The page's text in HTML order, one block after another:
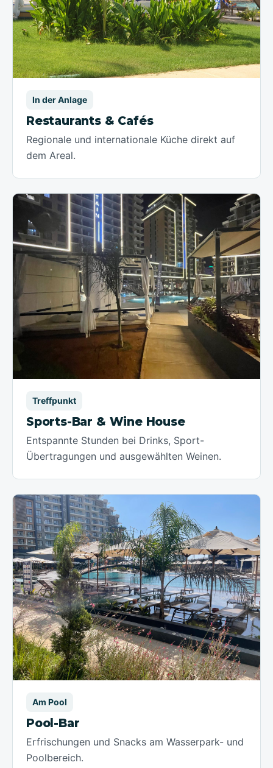
In der Anlage
Restaurants & Cafés
Regionale und internationale Küche direkt auf
dem Areal.
Treffpunkt
Sports-Bar & Wine House
Entspannte Stunden bei Drinks, Sport-
Übertragungen und ausgewählten Weinen.
Am Pool
Pool-Bar
Erfrischungen und Snacks am Wasserpark- und
Poolbereich.